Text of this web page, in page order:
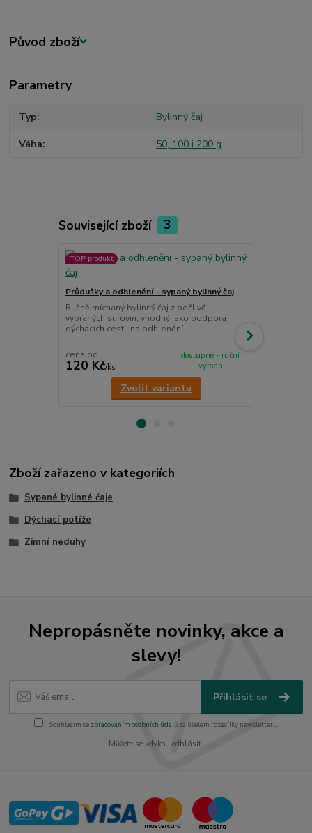
Původ zboží
Parametry
Typ Bylinný čaj
Váha 50, 100 i 200 g
Související zboží 3
TOP produkt
Průdušky a odhlenění - sypaný bylinný čaj
Ručně míchaný bylinný čaj z pečlivě
vybraných surovin, vhodný jako podpora
dýchacích cest i na odhlenění.
cena od
120 Kč/ks
dostupné - ruční
výroba
Zvolit variantu
Zboží zařazeno v kategoriích
Sypané bylinné čaje
Dýchací potíže
Zimní neduhy
Nepropásněte novinky, akce a
slevy!
Přihlásit se
Souhlasím se zpracováním osobních údajůza účelem rozesílky newsletteru.
Můžete se kdykoli odhlásit.